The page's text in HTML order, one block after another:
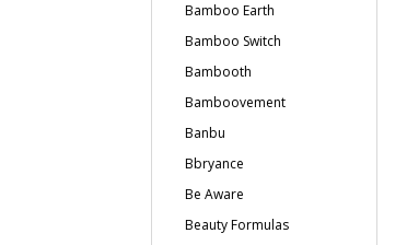
Bamboo Earth
Bamboo Switch
Bambooth
Bamboovement
Banbu
Bbryance
Be Aware
Beauty Formulas